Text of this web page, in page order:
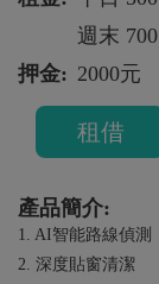
週末 700
押金: 2000元
租借
產品簡介:
1. AI智能路線偵測
2. 深度貼窗清潔